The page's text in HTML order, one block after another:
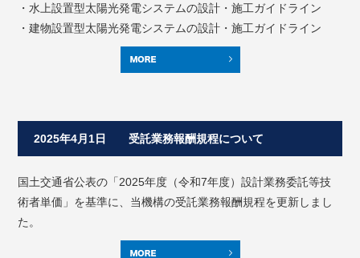
・水上設置型太陽光発電システムの設計・施工ガイドライン
・建物設置型太陽光発電システムの設計・施工ガイドライン
2025年4月1日 受託業務報酬規程について
国土交通省公表の「2025年度（令和7年度）設計業務委託等技
術者単価」を基準に、当機構の受託業務報酬規程を更新しまし
た。